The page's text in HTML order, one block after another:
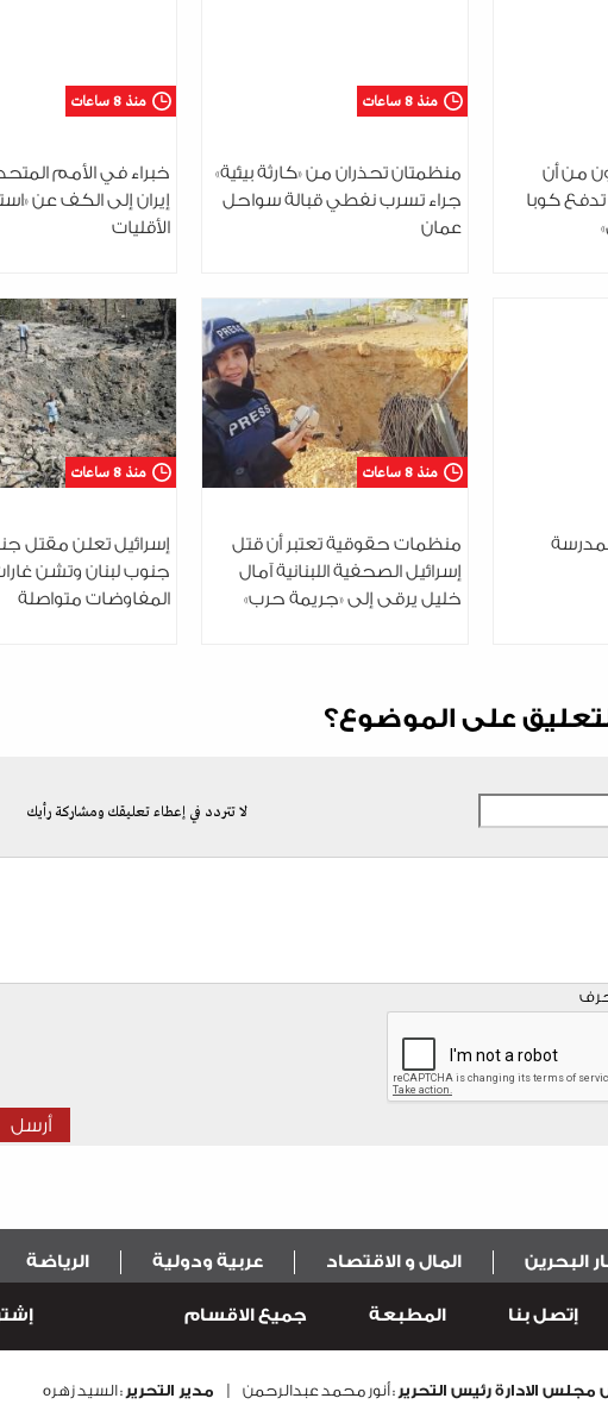
من أن
تدفع كوبا
منذ 8 ساعات
منظمتان تحذران من «كارثة بيئية»
جراء تسرب نفطي قبالة سواحل
عمان
منذ 8 ساعات
خبراء في الأمم
إيران إلى الكف عن
الأقليات
منذ 8 ساعات
منظمات حقوقية تعتبر أن قتل
إسرائيل الصحفية اللبنانية آمال
خليل يرقى إلى «جريمة حرب»
منذ 8 ساعات
إسرائيل تعلن مقتل
جنوب لبنان وتشن
المفاوضات متواصلة
على الموضوع؟
لا تتردد في إعطاء تعليقك ومشاركة رأيك
البحرين المال و الاقتصاد عربية ودولية الرياضة
إتصل بنا المطبعة جميع الاقسام
مجلس الادارة رئيس التحرير : أنور محمد عبدالرحمن | مدير التحرير : السيد زهره